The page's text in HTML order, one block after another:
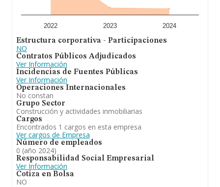
2022 2023 2024
Estructura corporativa - Participaciones
NO
Contratos Públicos Adjudicados
Ver Información
Incidencias de Fuentes Públicas
Ver Información
Operaciones Internacionales
No constan
Grupo Sector
Construcción y actividades inmobiliarias
Cargos
Encontrados 1 cargos en esta empresa
Ver cargos de Empresa
Número de empleados
0 (año 2024)
Responsabilidad Social Empresarial
Ver Información
Cotiza en Bolsa
NO